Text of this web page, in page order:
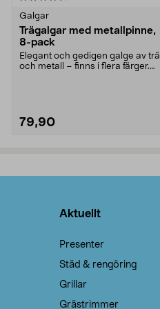
Galgar
Trägalgar med metallpinne,
8-pack
Elegant och gedigen galge av trä
och metall – finns i flera färger.
79,90
Aktuellt
Presenter
Städ & rengöring
Grillar
Grästrimmer